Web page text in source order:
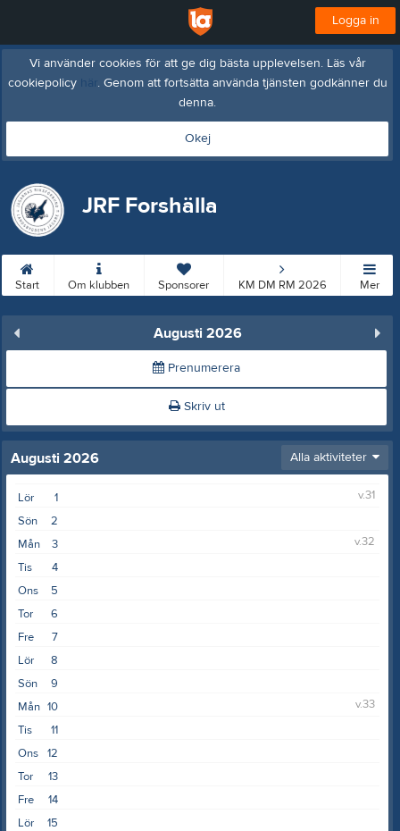
Logga in
Vi använder cookies för att ge dig bästa upplevelsen. Läs vår
cookiepolicy här. Genom att fortsätta använda tjänsten godkänner du
denna.
Okej
JRF Forshälla
Start Om klubben Sponsorer KM DM RM 2026 Mer
Augusti 2026
Prenumerera
Skriv ut
Augusti 2026 Alla aktiviteter
1
Lör
v.31
2
Sön
3
Mån
v.32
4
Tis
5
Ons
6
Tor
7
Fre
8
Lör
9
Sön
10
Mån
v.33
11
Tis
12
Ons
13
Tor
14
Fre
15
Lör